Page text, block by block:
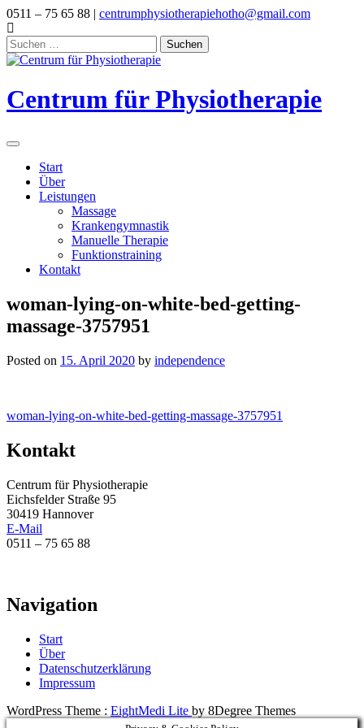
Skip
to
content
0511 – 75 65 88 | centrumphysiotherapiehotho@gmail.com
Suchen
nach:
Centrum für Physiotherapie
Start
Über
Leistungen
Massage
Krankengymnastik
Manuelle Therapie
Funktionstraining
Kontakt
woman-lying-on-white-bed-getting-
massage-3757951
Posted on 15. April 2020 by independence
Beitragsnavigation
woman-lying-on-white-bed-getting-massage-3757951
Kontakt
Centrum für Physiotherapie
Eichsfelder Straße 95
30419 Hannover
E-Mail
0511 – 75 65 88
Navigation
Start
Über
Datenschutzerklärung
Impressum
WordPress Theme : EightMedi Lite by 8Degree Themes